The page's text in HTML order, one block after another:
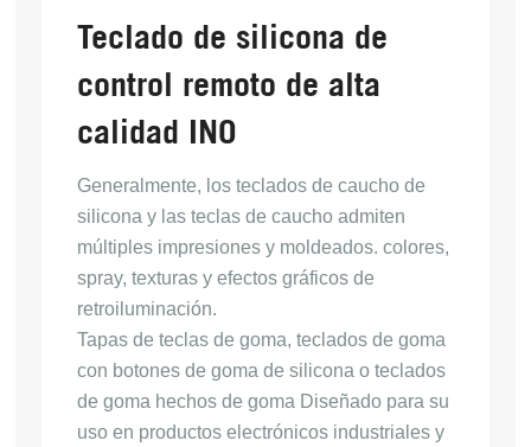
Teclado de silicona de
control remoto de alta
calidad INO
Generalmente, los teclados de caucho de
silicona y las teclas de caucho admiten
múltiples impresiones y moldeados. colores,
spray, texturas y efectos gráficos de
retroiluminación.
Tapas de teclas de goma, teclados de goma
con botones de goma de silicona o teclados
de goma hechos de goma Diseñado para su
uso en productos electrónicos industriales y